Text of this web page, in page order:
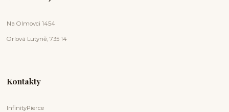
Na Olmovci 1454
Orlová Lutyně, 735 14
Kontakty
InfinityPierce